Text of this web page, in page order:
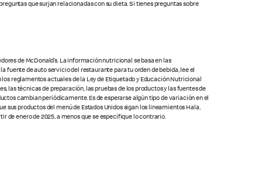
que surjan relacionadas con su dieta. Si tienes preguntas sobre
de McDonald’s. La información nutricional se basa en las
fuente de auto servicio del restaurante para tu orden de bebida, lee el
reglamentos actuales de la Ley de Etiquetado y Educación Nutricional
las técnicas de preparación, las pruebas de los productos y las fuentes de
cambian periódicamente. Es de esperarse algún tipo de variación en el
sus productos del menú de Estados Unidos sigan los lineamientos Hala,
de enero de 2025, a menos que se especifique lo contrario.